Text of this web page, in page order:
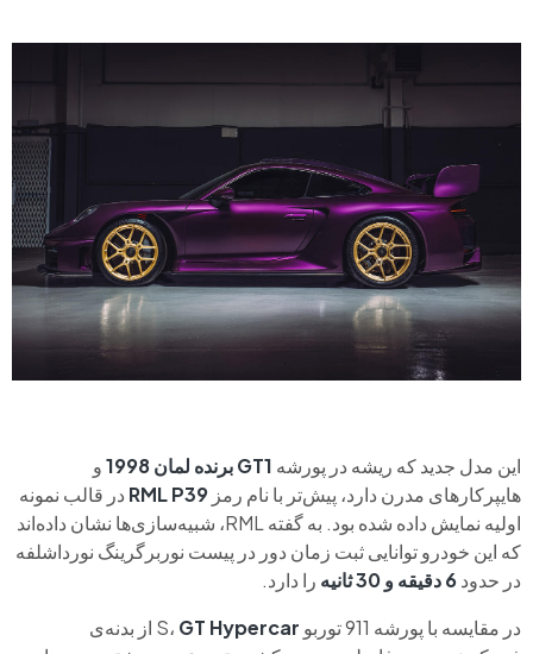
این مدل جدید که ریشه در پورشه GT1 برنده لمان 1998
و
هایپرکارهای مدرن دارد، پیش‌تر با نام رمز RML P39 در قالب نمونه
اولیه نمایش داده شده بود. به گفته RML، شبیه‌سازی‌ها نشان داده‌اند
که این خودرو توانایی ثبت زمان دور در پیست نوربرگرینگ نورداشلفه
در حدود6 دقیقه و 30 ثانیه
را دارد.
در مقایسه با پورشه 911 توربو S،
GT Hypercar
از بدنه‌ی